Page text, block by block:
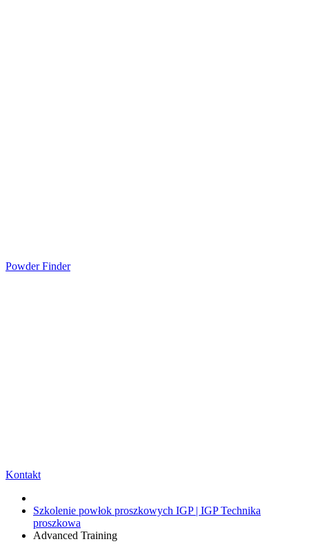
Powder Finder
Kontakt
Szkolenie powłok proszkowych IGP | IGP Technika
proszkowa
Advanced Training